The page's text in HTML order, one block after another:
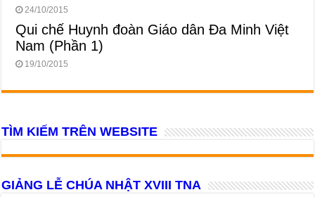
24/10/2015
Qui chế Huynh đoàn Giáo dân Đa Minh Việt
Nam (Phần 1)
19/10/2015
TÌM KIẾM TRÊN WEBSITE
GIẢNG LỄ CHÚA NHẬT XVIII TNA